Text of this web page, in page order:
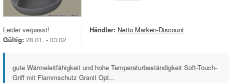
Leider verpasst!
Gültig: 28.01. - 03.02.
Händler: Netto Marken-Discount
gute Wärmeleitfähigkeit und hohe Temperaturbeständigkeit Soft-Touch-
Griff mit Flammschutz Granit Opt...